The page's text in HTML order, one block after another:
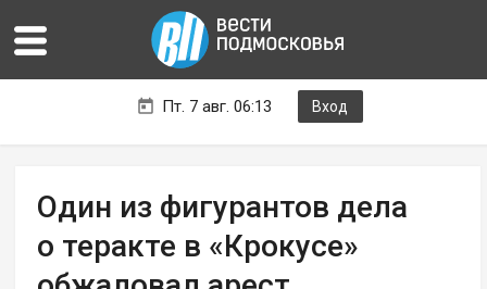
Пт. 7 авг. 06:13 Вход
Один из фигурантов дела
о теракте в «Крокусе»